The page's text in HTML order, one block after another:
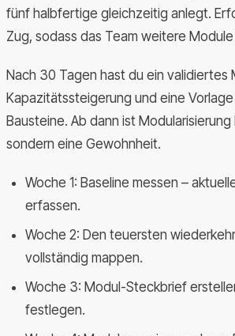
fünf halbfertige gleichzeitig anlegt.
Zug, sodass das Team weitere
Nach 30 Tagen hast du ein validiertes
Kapazitätssteigerung und eine
Bausteine. Ab dann ist Modularisierung
sondern eine Gewohnheit.
Woche 1: Baseline messen –
erfassen.
Woche 2: Den teuersten
vollständig mappen.
Woche 3: Modul-Steckbrief
festlegen.